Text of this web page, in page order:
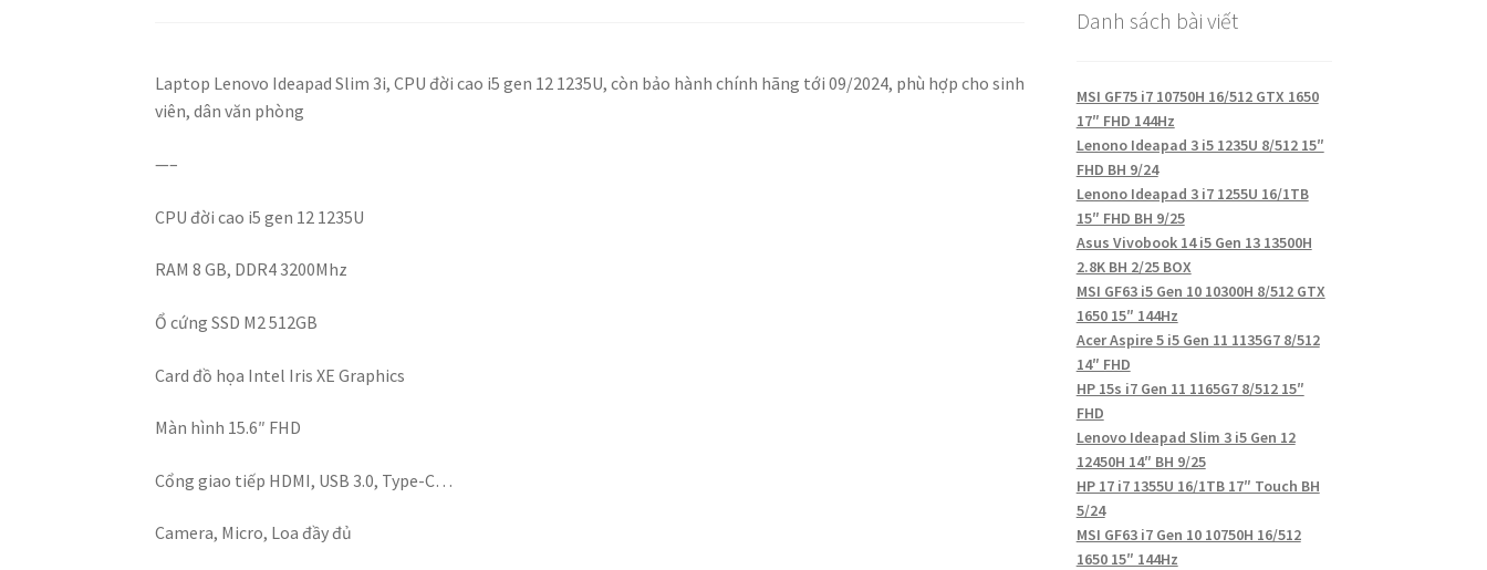
Laptop Lenovo Ideapad Slim 3i, CPU đời cao i5 gen 12 1235U, còn bảo hành chính hãng tới 09/2024, phù hợp cho sinh
viên, dân văn phòng
—–
CPU đời cao i5 gen 12 1235U
RAM 8 GB, DDR4 3200Mhz
Ổ cứng SSD M2 512GB
Card đồ họa Intel Iris XE Graphics
Màn hình 15.6″ FHD
Cổng giao tiếp HDMI, USB 3.0, Type-C…
Camera, Micro, Loa đầy đủ
Danh sách bài viết
MSI GF75 i7 10750H 16/512 GTX 1650
17″ FHD 144Hz
Lenono Ideapad 3 i5 1235U 8/512 15″
FHD BH 9/24
Lenono Ideapad 3 i7 1255U 16/1TB
15″ FHD BH 9/25
Asus Vivobook 14 i5 Gen 13 13500H
2.8K BH 2/25 BOX
MSI GF63 i5 Gen 10 10300H 8/512 GTX
1650 15″ 144Hz
Acer Aspire 5 i5 Gen 11 1135G7 8/512
14″ FHD
HP 15s i7 Gen 11 1165G7 8/512 15″
FHD
Lenovo Ideapad Slim 3 i5 Gen 12
12450H 14″ BH 9/25
HP 17 i7 1355U 16/1TB 17″ Touch BH
5/24
MSI GF63 i7 Gen 10 10750H 16/512
1650 15″ 144Hz